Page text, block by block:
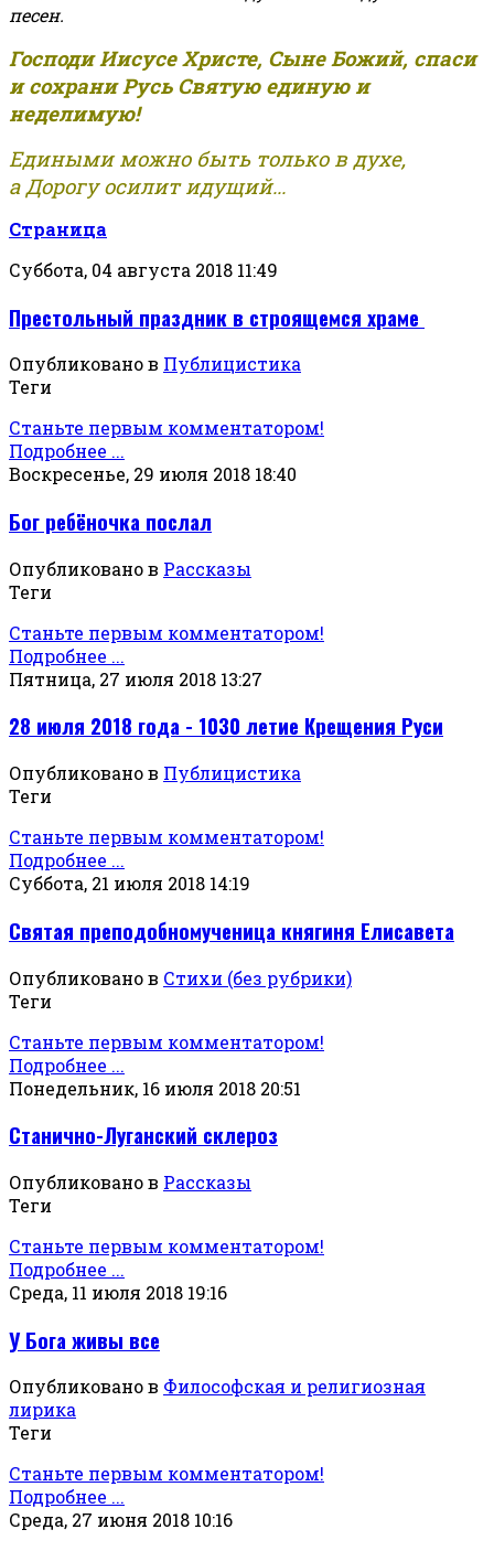
песен.
Господи Иисусе Христе, Сыне Божий, спаси
и сохрани Русь Святую единую и
неделимую!
Едиными можно быть только в духе,
а Дорогу осилит идущий...
Страница
Суббота, 04 августа 2018 11:49
Престольный праздник в строящемся храме
Опубликовано в Публицистика
Теги
Станьте первым комментатором!
Подробнее ...
Воскресенье, 29 июля 2018 18:40
Бог ребёночка послал
Опубликовано в Рассказы
Теги
Станьте первым комментатором!
Подробнее ...
Пятница, 27 июля 2018 13:27
28 июля 2018 года - 1030 летие Крещения Руси
Опубликовано в Публицистика
Теги
Станьте первым комментатором!
Подробнее ...
Суббота, 21 июля 2018 14:19
Святая преподобномученица княгиня Елисавета
Опубликовано в Стихи (без рубрики)
Теги
Станьте первым комментатором!
Подробнее ...
Понедельник, 16 июля 2018 20:51
Станично-Луганский склероз
Опубликовано в Рассказы
Теги
Станьте первым комментатором!
Подробнее ...
Среда, 11 июля 2018 19:16
У Бога живы все
Опубликовано в Философская и религиозная
лирика
Теги
Станьте первым комментатором!
Подробнее ...
Среда, 27 июня 2018 10:16